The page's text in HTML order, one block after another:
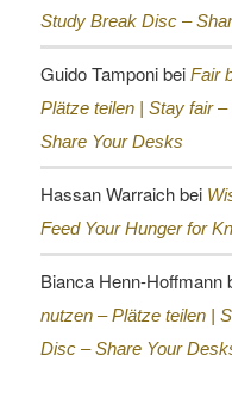
Study Break Disc –
Guido Tamponibei Fair
Plätze teilen | Stay fair
Share Your Desks
Hassan Warraichbei
Feed Your Hunger for
Bianca Henn-Hoffmann
nutzen – Plätze teilen |
Disc – Share Your